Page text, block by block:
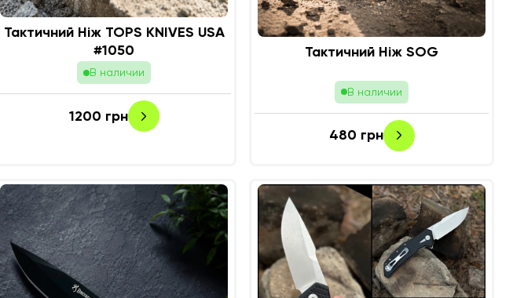
Тактичний Ніж TOPS KNIVES USA
#1050
В наличии
1200 грн
Тактичний Ніж SOG
В наличии
480 грн